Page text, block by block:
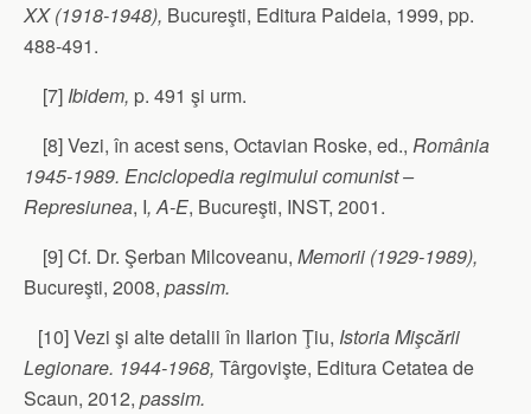
XX (1918-1948), Bucureşti, Editura Paideia, 1999, pp.
488-491.
[7] Ibidem, p. 491 şi urm.
[8] Vezi, în acest sens, Octavian Roske, ed., România
1945-1989. Enciclopedia regimului comunist –
Represiunea, I, A-E, Bucureşti, INST, 2001.
[9] Cf. Dr. Şerban Milcoveanu, Memorii (1929-1989),
Bucureşti, 2008, passim.
[10] Vezi şi alte detalii în Ilarion Ţiu, Istoria Mişcării
Legionare. 1944-1968, Târgovişte, Editura Cetatea de
Scaun, 2012, passim.